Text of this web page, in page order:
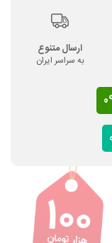
ارسال متنوع
به سراسر ایران